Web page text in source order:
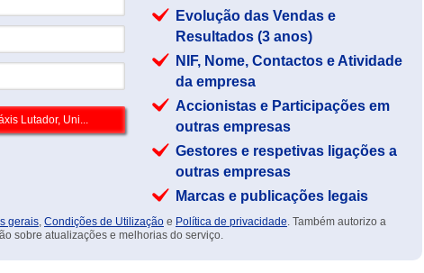
Evolução das Vendas e
Resultados (3 anos)
NIF, Nome, Contactos e Atividade
da empresa
Accionistas e Participações em
outras empresas
Gestores e respetivas ligações a
outras empresas
Marcas e publicações legais
gerais, Condições de Utilização e Política de privacidade. Também autorizo a
sobre atualizações e melhorias do serviço.